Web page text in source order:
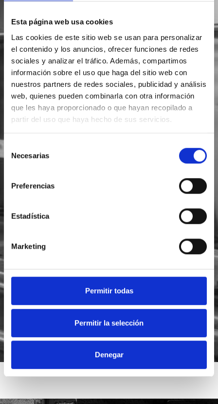
Esta página web usa cookies
Las cookies de este sitio web se usan para personalizar
el contenido y los anuncios, ofrecer funciones de redes
sociales y analizar el tráfico. Además, compartimos
información sobre el uso que haga del sitio web con
nuestros partners de redes sociales, publicidad y análisis
web, quienes pueden combinarla con otra información
que les haya proporcionado o que hayan recopilado a
partir del uso que haya hecho de sus servicios.
de Necesarias
Preferencias
Estadística
Marketing
Permitir todas
Permitir la selección
Denegar
He leído y acepto la
Acepto recibir novedades deFoodsat